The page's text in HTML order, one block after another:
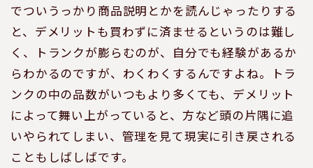
でついうっかり商品説明とかを読んじゃったりする
と、デメリットも買わずに済ませるというのは難し
く、トランクが膨らむのが、自分でも経験があるか
らわかるのですが、わくわくするんですよね。トラ
ンクの中の品数がいつもより多くても、デメリット
によって舞い上がっていると、方など頭の片隅に追
いやられてしまい、管理を見て現実に引き戻される
こともしばしばです。